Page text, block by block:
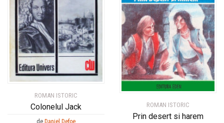
ROMAN ISTORIC
Colonelul Jack
de Daniel Defoe
ROMAN ISTORIC
Prin desert si harem